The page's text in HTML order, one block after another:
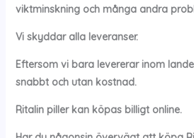
viktminskning och många andra
Vi skyddar alla leveranser.
Eftersom vi bara levererar inom
snabbt och utan kostnad.
Ritalin piller kan köpas billigt online.